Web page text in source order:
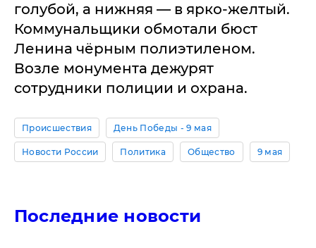
голубой, а нижняя — в ярко-желтый.
Коммунальщики обмотали бюст
Ленина чёрным полиэтиленом.
Возле монумента дежурят
сотрудники полиции и охрана.
Происшествия День Победы - 9 мая
Новости России Политика Общество 9 мая
Последние новости